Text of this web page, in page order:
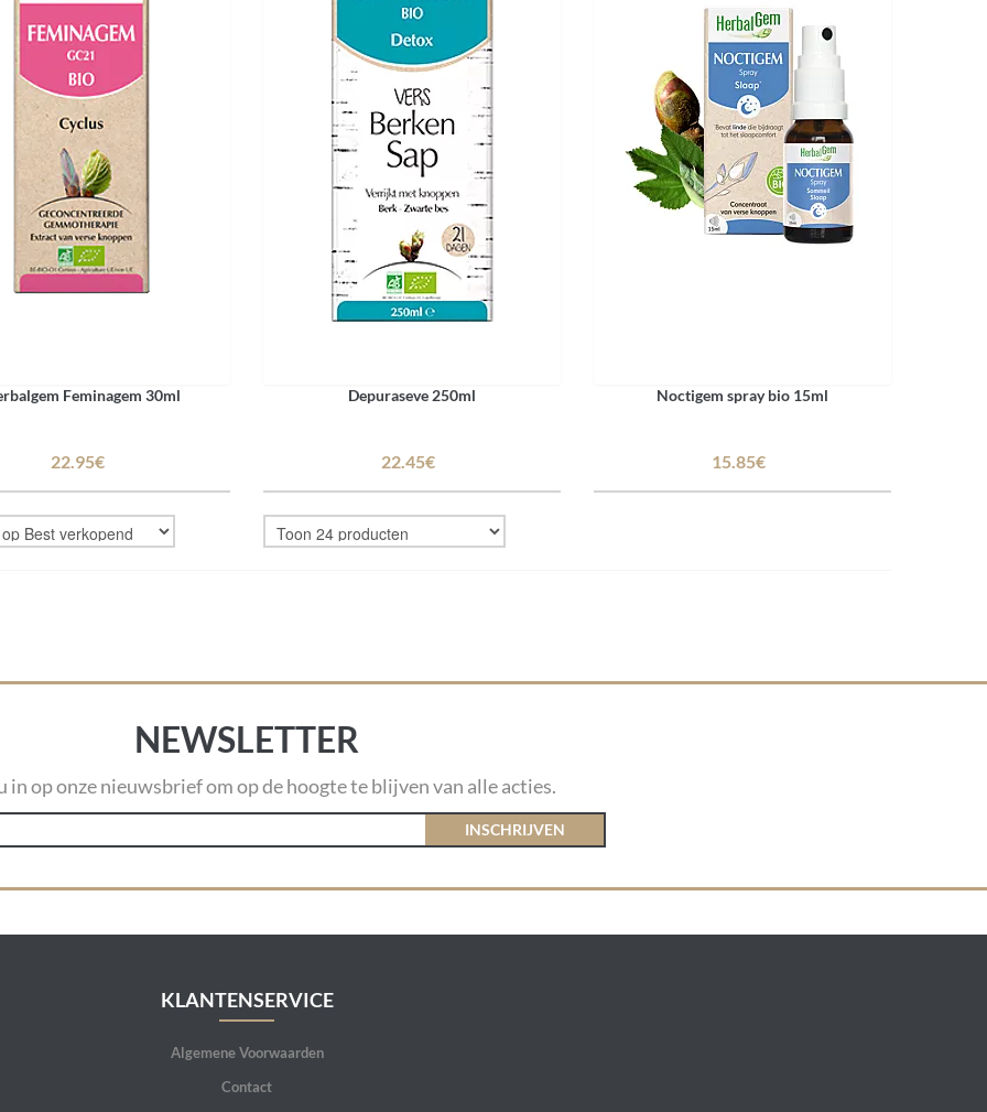
Feminagem 30ml
22.95€
Depuraseve 250ml
22.45€
Noctigem spray bio 15ml
15.85€
NEWSLETTER
in op onze nieuwsbrief om op de hoogte te blijven van alle acties.
INSCHRIJVEN
KLANTENSERVICE
Algemene Voorwaarden
Contact